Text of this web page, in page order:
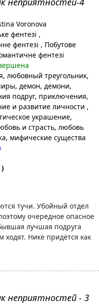
Voronova
фентезі ,
фентезі , Побутове
фентезі
, любовный треугольник,
, демон, демони,
подруг, приключения,
и развитие личности ,
украшение,
и страсть, любовь
, мифические существа
тучи. Убойный отдел
очередное опасное
лучшая подруга
ходят. Нике придётся как
неприятностей - 3